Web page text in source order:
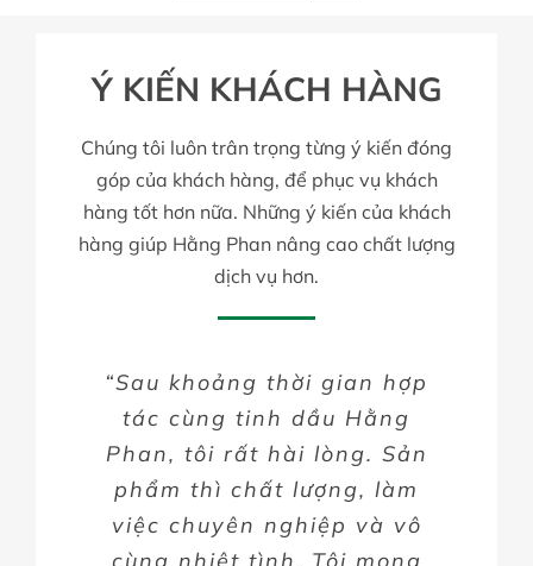
Ý KIẾN KHÁCH HÀNG
Chúng tôi luôn trân trọng từng ý kiến đóng
góp của khách hàng, để phục vụ khách
hàng tốt hơn nữa. Những ý kiến của khách
hàng giúp Hằng Phan nâng cao chất lượng
dịch vụ hơn.
“Sau khoảng thời gian hợp
tác cùng tinh dầu Hằng
Phan, tôi rất hài lòng. Sản
phẩm thì chất lượng, làm
việc chuyên nghiệp và vô
cùng nhiệt tình. Tôi mong
“Rất may mắn khi được
làm việc cùng Hằng Phan.
Quả thật là một trải
nghiệm vô cùng tuyệt vời
và chuyên nghiệp. Tôi vô
cùng hài lòng về sản
“Tôi cảm thấy mình rất
may mắn khi có cơ hội hợp
tác cùng tinh dầu Hằng
Phan. Sản phẩm của công
ty quả thực rất tuyệt vời,
mang về đại lý của chúng